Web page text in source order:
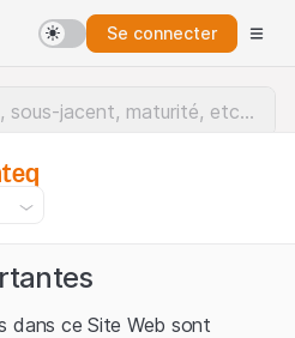
Se connecter
dans ce Site Web sont